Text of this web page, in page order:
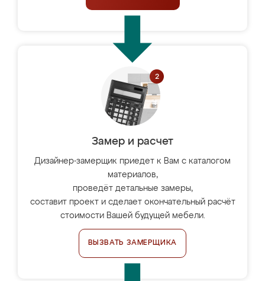
Замер и расчет
Дизайнер-замерщик приедет к Вам с каталогом
материалов,
проведёт детальные замеры,
составит проект и сделает окончательный расчёт
стоимости Вашей будущей мебели.
ВЫЗВАТЬ ЗАМЕРЩИКА